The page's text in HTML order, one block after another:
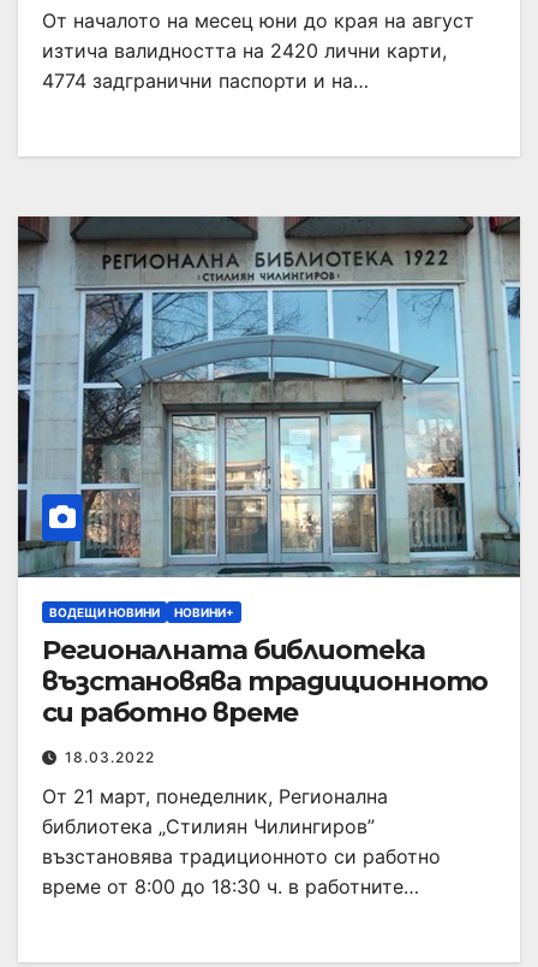
От началото на месец юни до края на август
изтича валидността на 2420 лични карти,
4774 задгранични паспорти и на…
ВОДЕЩИ НОВИНИ НОВИНИ+
Регионалната библиотека
възстановява традиционното
си работно време
18.03.2022
От 21 март, понеделник, Регионална
библиотека „Стилиян Чилингиров”
възстановява традиционното си работно
време от 8:00 до 18:30 ч. в работните…